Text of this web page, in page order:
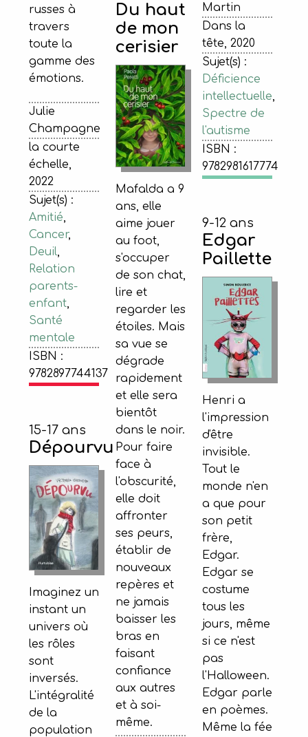
russes à
travers
toute la
gamme des
émotions.
Julie
Champagne
la courte
échelle,
2022
Sujet(s) :
Amitié,
Cancer,
Deuil,
Relation
parents-
enfant,
Santé
mentale
ISBN :
9782897744137
Martin
Dans la
tête, 2020
Sujet(s) :
Déficience
intellectuelle,
Spectre de
l'autisme
ISBN :
9782981617774
15-17 ans
Dépourvu
Imaginez un
instant un
univers où
les rôles
sont
inversés.
L'intégralité
de la
population
Du haut
de mon
cerisier
Mafalda a 9
ans, elle
aime jouer
au foot,
s'occuper
de son chat,
lire et
regarder les
étoiles. Mais
sa vue se
dégrade
rapidement
et elle sera
bientôt
dans le noir.
Pour faire
face à
l'obscurité,
elle doit
affronter
ses peurs,
établir de
nouveaux
repères et
ne jamais
baisser les
bras en
faisant
confiance
aux autres
et à soi-
même.
9-12 ans
Edgar
Paillette
Henri a
l'impression
d'être
invisible.
Tout le
monde n'en
a que pour
son petit
frère,
Edgar.
Edgar se
costume
tous les
jours, même
si ce n'est
pas
l'Halloween.
Edgar parle
en poèmes.
Même la fée